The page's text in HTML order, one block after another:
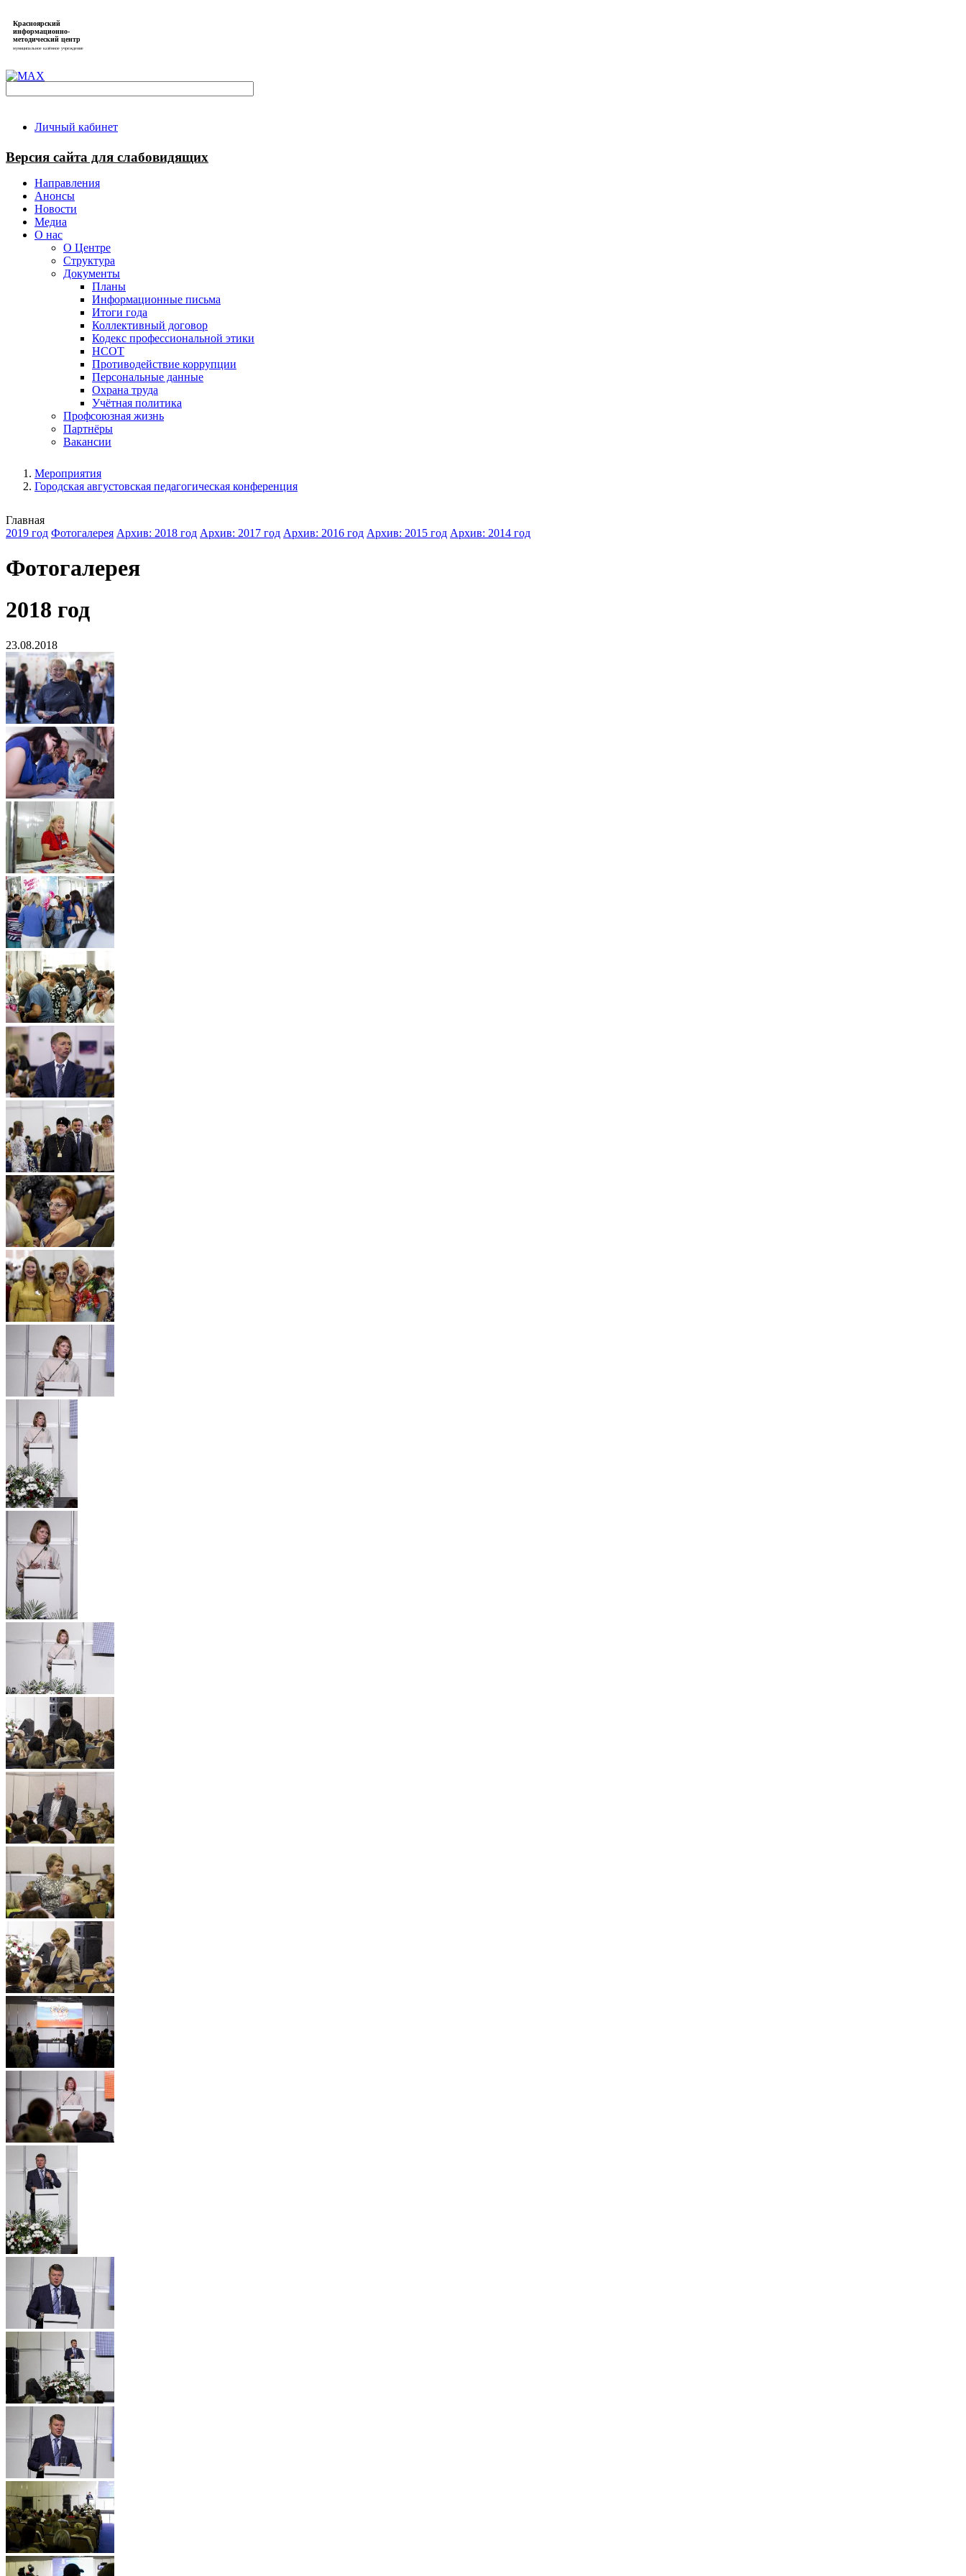
Красноярский
информационно-
методический центр
муниципальное казённое учреждение
Личный кабинет
Версия сайта для слабовидящих
Направления
Анонсы
Новости
Медиа
О нас
О Центре
Структура
Документы
Планы
Информационные письма
Итоги года
Коллективный договор
Кодекс профессиональной этики
НСОТ
Противодействие коррупции
Персональные данные
Охрана труда
Учётная политика
Профсоюзная жизнь
Партнёры
Вакансии
Мероприятия
Городская августовская педагогическая конференция
Главная
2019 год Фотогалерея Архив: 2018 год Архив: 2017 год Архив: 2016 год Архив: 2015 год Архив: 2014 год
Фотогалерея
2018 год
23.08.2018